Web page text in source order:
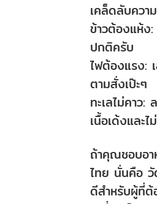
เคล็ดลับควา
ข้าวต้องแห้ง:
ปกติครับ
ไฟต้องแรง:
ตามสั่งเป๊ะๆ
ทะเลไม่คาว
เนื้อเด้งและ
ถ้าคุณชอบอา
ไทย นั่นคือ วั
ดีสำหรับผู้ที่ต้